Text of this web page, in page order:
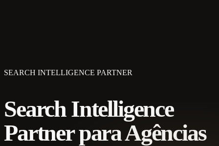
SEARCH INTELLIGENCE PARTNER
Search Intelligence
Partner para Agências